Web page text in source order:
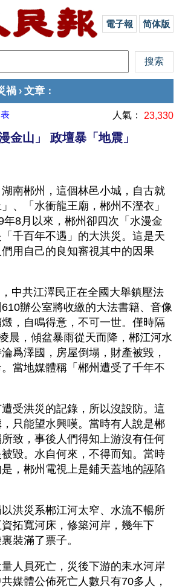
電子報 简体版
禍 › 文章 ：
人氣： 23,330
金山」 政壇暴「地震」
湖南郴州，這個林邑小城，自古就
、「水衝龍王廟，郴州不溼衣」
年8月以來，郴州卻四次「水漫金
千百年不遇」的大洪災。這是天
用自己的良知審視其中的因果
中共江澤民正在全國大舉鎮壓法
辦公室將收繳的大法書籍、音像
，自鳴得意，不可一世。僅時隔
晨，傾盆暴雨從天而降，郴江河水
爲澤國，房屋倒塌，財產被毀，
當地媒體稱「郴州遭受了千年不
受洪災的記錄，所以沒設防。這
只能望水興嘆。當時有人說是郴
致，事後人們得知上游沒有任何
毀。水自何來，不得而知。當時
，郴州電視上是鋪天蓋地的誣陷
洪災系郴江河太窄、水流不暢所
拓寬河床，修築河岸，幾年下
裝滿了票子。
人員死亡，災後下游的耒水河岸
媒體公佈死亡人數只有70多人，